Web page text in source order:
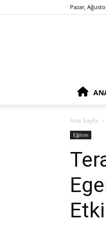
Pazar,
Ana Sayfa
Eğitim